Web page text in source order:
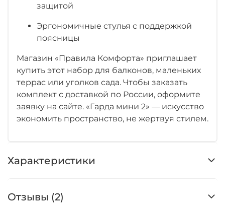
защитой
Эргономичные стулья с поддержкой
поясницы
Магазин «Правила Комфорта» приглашает
купить этот набор для балконов, маленьких
террас или уголков сада. Чтобы заказать
комплект с доставкой по России, оформите
заявку на сайте. «Гарда мини 2» — искусство
экономить пространство, не жертвуя стилем.
Характеристики
Отзывы (2)